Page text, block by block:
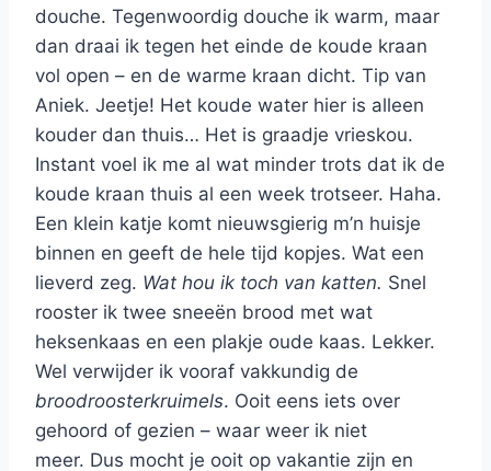
douche. Tegenwoordig douche ik warm, maar
dan draai ik tegen het einde de koude kraan
vol open – en de warme kraan dicht. Tip van
Aniek. Jeetje! Het koude water hier is alleen
kouder dan thuis… Het is graadje vrieskou.
Instant voel ik me al wat minder trots dat ik de
koude kraan thuis al een week trotseer. Haha.
Een klein katje komt nieuwsgierig m’n huisje
binnen en geeft de hele tijd kopjes. Wat een
lieverd zeg. Wat hou ik toch van katten. Snel
rooster ik twee sneeën brood met wat
heksenkaas en een plakje oude kaas. Lekker.
Wel verwijder ik vooraf vakkundig de
broodroosterkruimels. Ooit eens iets over
gehoord of gezien – waar weer ik niet
meer. Dus mocht je ooit op vakantie zijn en